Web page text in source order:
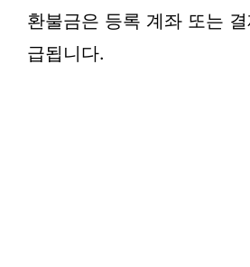
환불금은 등록 계좌 또는
급됩니다.